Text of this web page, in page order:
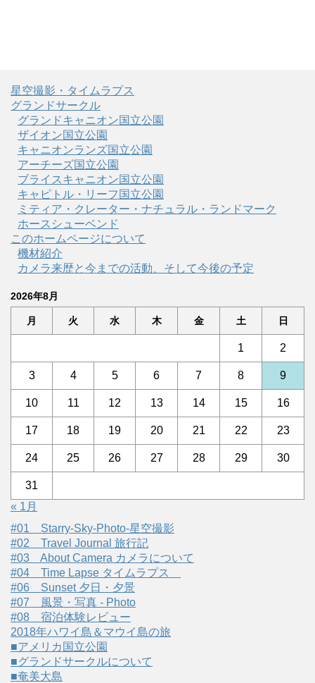
星空撮影・タイムラプス
グランドサークル
グランドキャニオン国立公園
ザイオン国立公園
キャニオンランズ国立公園
アーチーズ国立公園
ブライスキャニオン国立公園
キャピトル・リーフ国立公園
ミティア・クレーター・ナチュラル・ランドマーク
ホースシューベンド
このホームページについて
機材紹介
カメラ来歴と今までの活動、そして今後の予定
2026年8月
月 火 水 木 金 土 日
1 2
3 4 5 6 7 8 9
10 11 12 13 14 15 16
17 18 19 20 21 22 23
24 25 26 27 28 29 30
31
« 1月
#01 Starry-Sky-Photo-星空撮影
#02 Travel Journal 旅行記
#03 About Camera カメラについて
#04 Time Lapse タイムラプス
#06 Sunset 夕日・夕景
#07 風景・写真 - Photo
#08 宿泊体験レビュー
2018年ハワイ島＆マウイ島の旅
■アメリカ国立公園
■グランドサークルについて
■奄美大島